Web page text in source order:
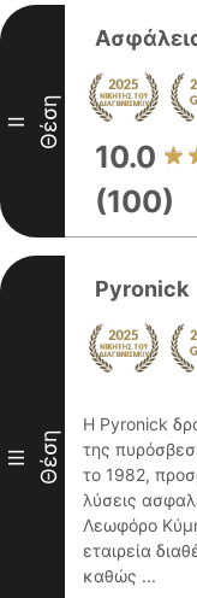
II Θέση
10.0
(100)
III Θέση
Pyronick
Η Pyronick
της
το 1982,
λύσεις
Λεωφόρο
εταιρεία
καθώς ...